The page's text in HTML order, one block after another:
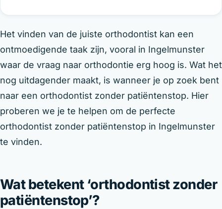
Het vinden van de juiste orthodontist kan een
ontmoedigende taak zijn, vooral in Ingelmunster
waar de vraag naar orthodontie erg hoog is. Wat het
nog uitdagender maakt, is wanneer je op zoek bent
naar een orthodontist zonder patiëntenstop. Hier
proberen we je te helpen om de perfecte
orthodontist zonder patiëntenstop in Ingelmunster
te vinden.
Wat betekent ‘orthodontist zonder
patiëntenstop’?